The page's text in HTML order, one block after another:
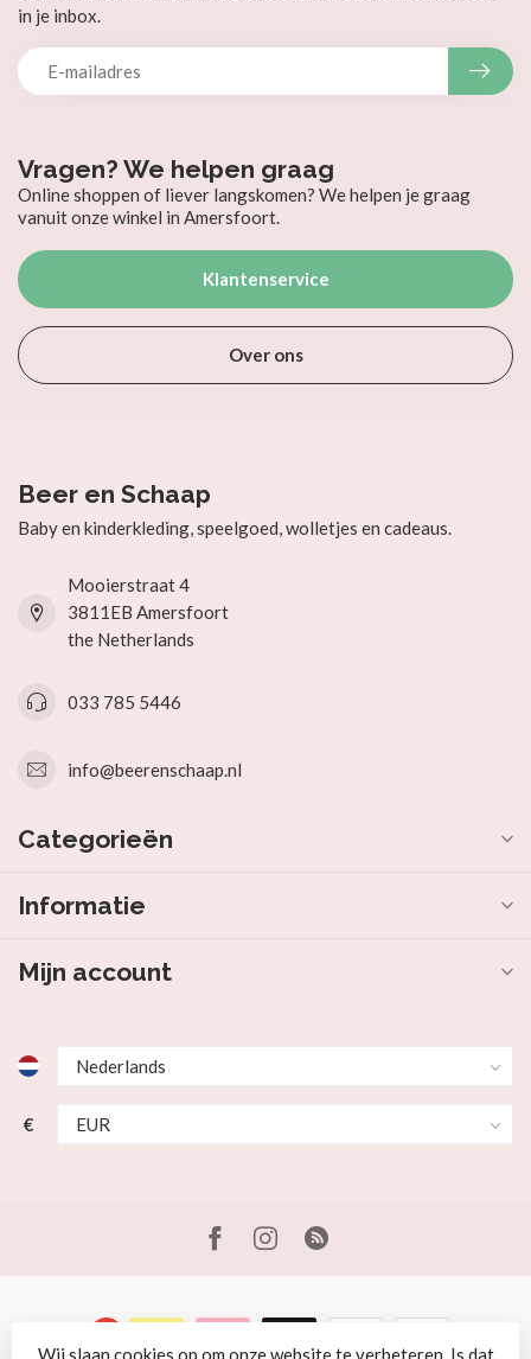
Vragen? We helpen graag
Online shoppen of liever langskomen? We helpen je graag
vanuit onze winkel in Amersfoort.
Klantenservice
Over ons
in je inbox.
Beer en Schaap
Baby en kinderkleding, speelgoed, wolletjes en cadeaus.
Mooierstraat 4
3811EB Amersfoort
the Netherlands
033 785 5446
info@beerenschaap.nl
Categorieën
Informatie
Mijn account
€
Wij slaan cookies op om onze website te verbeteren. Is dat